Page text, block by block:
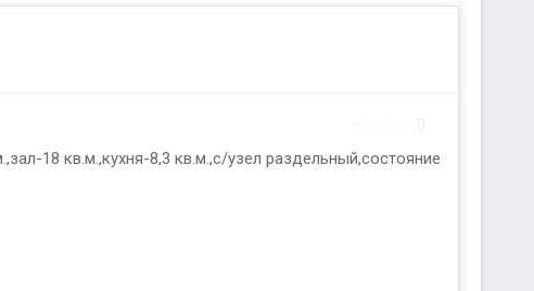
18 кв.м.,кухня-8,3 кв.м.,с/узел раздельный,состояние